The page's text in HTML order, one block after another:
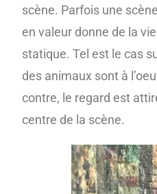
scène. Parfois une
en valeur donne de la
statique. Tel est le cas
des animaux sont à
contre, le regard est
centre de la scène.